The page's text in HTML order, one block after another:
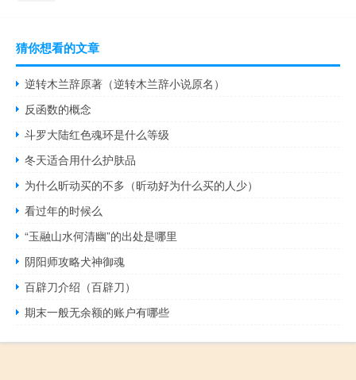
猜你想看的文章
逆转木兰辞原著（逆转木兰辞小说原名）
反函数的概念
斗罗大陆红色魂环是什么等级
冬天适合用什么护肤品
为什么昕动买的不多（昕动好为什么买的人少）
看过年的时候么
“玉融山水何清幽”的出处是哪里
阴阳师攻略犬神御魂
百辟刀介绍（百辟刀）
期末一般无余额的账户有哪些